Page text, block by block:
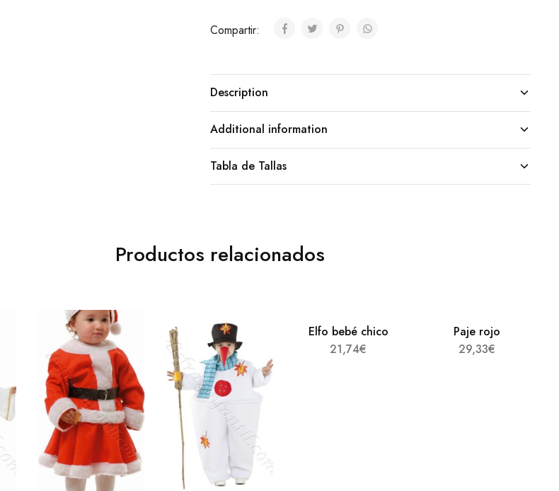
Compartir:
Description
Additional information
Tabla de Tallas
Productos relacionados
Elfo bebé chico
21,74€
Paje rojo
29,33€